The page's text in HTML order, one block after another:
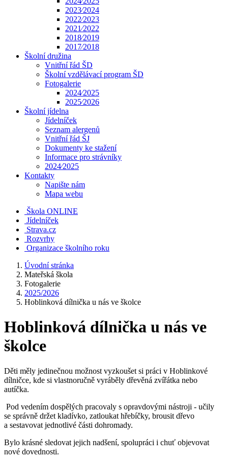
2023⁄2024
2022⁄2023
2021⁄2022
2018⁄2019
2017⁄2018
Školní družina
Vnitřní řád ŠD
Školní vzdělávací program ŠD
Fotogalerie
2024⁄2025
2025⁄2026
Školní jídelna
Jídelníček
Seznam alergenů
Vnitřní řád ŠJ
Dokumenty ke stažení
Informace pro strávníky
2024⁄2025
Kontakty
Napište nám
Mapa webu
Škola ONLINE
Jídelníček
Strava.cz
Rozvrhy
Organizace školního roku
Úvodní stránka
Mateřská škola
Fotogalerie
2025/2026
Hoblinková dílnička u nás ve školce
Hoblinková dílnička u nás ve
školce
Děti měly jedinečnou možnost vyzkoušet si práci v Hoblinkové
dílničce, kde si vlastnoručně vyráběly dřevěná zvířátka nebo
autíčka.
Pod vedením dospělých pracovaly s opravdovými nástroji - učily
se správně držet kladívko, zatloukat hřebíčky, brousit dřevo
a sestavovat jednotlivé části dohromady.
Bylo krásné sledovat jejich nadšení, spolupráci i chuť objevovat
nové dovednosti.